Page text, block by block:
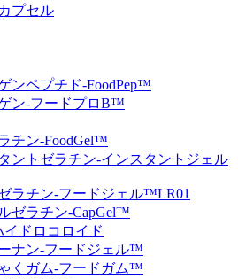
プセル
ンペプチド-FoodPep™
ン-フードプロB™
チン-FoodGel™
ントゼラチン-インスタントジェル
ラチン-フードジェル™LR01
ゼラチン-CapGel™
ドロコロイド
ナン-フードジェル™
くガム-フードガム™